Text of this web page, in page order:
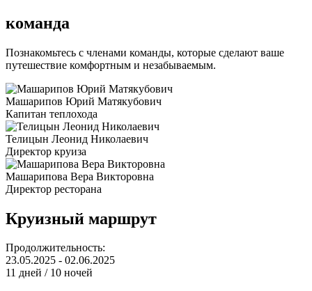
команда
Познакомьтесь с членами команды, которые сделают ваше
путешествие комфортным и незабываемым.
Машарипов Юрий Матякубович
Капитан теплохода
Телицын Леонид Николаевич
Директор круиза
Машарипова Вера Викторовна
Директор ресторана
Круизный маршрут
Продолжительность:
23.05.2025 - 02.06.2025
11 дней / 10 ночей